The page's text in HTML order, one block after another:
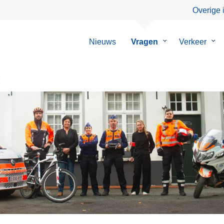
Overige
Nieuws Vragen
Submenu
Verkeer